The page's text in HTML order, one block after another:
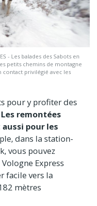
- Les balades des Sabots en
petits chemins de montagne
privilégié avec les
pour y profiter des
Les remontées
pour les
dans la station-
vous pouvez
Express
facile vers la
mètres